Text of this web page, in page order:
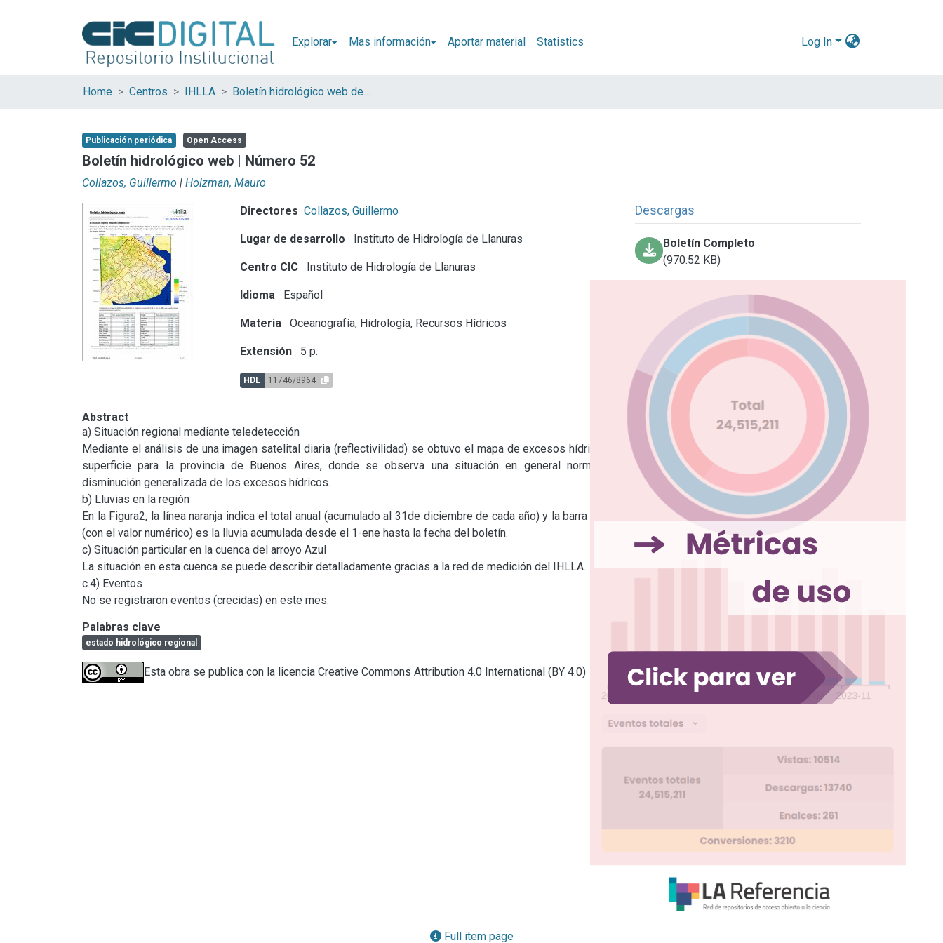
Explorar Mas información Aportar material Statistics Log In
Home Centros IHLLA Boletín hidrológico web del Instituto de Hidrología de Llanuras (IHLLA)
Publicación periódica Open Access
Boletín hidrológico web | Número 52
Collazos, Guillermo | Holzman, Mauro
Directores Collazos, Guillermo
Lugar de desarrollo Instituto de Hidrología de Llanuras
Centro CIC Instituto de Hidrología de Llanuras
Idioma Español
Materia Oceanografía, Hidrología, Recursos Hídricos
Extensión 5 p.
HDL 11746/8964
Descargas
Boletín Completo
(970.52 KB)
Abstract
a) Situación regional mediante teledetección
Mediante el análisis de una imagen satelital diaria (reflectivilidad) se obtuvo el mapa de excesos hídricos en
superficie para la provincia de Buenos Aires, donde se observa una situación en general normal con
disminución generalizada de los excesos hídricos.
b) Lluvias en la región
En la Figura2, la línea naranja indica el total anual (acumulado al 31de diciembre de cada año) y la barra violeta
(con el valor numérico) es la lluvia acumulada desde el 1-ene hasta la fecha del boletín.
c) Situación particular en la cuenca del arroyo Azul
La situación en esta cuenca se puede describir detalladamente gracias a la red de medición del IHLLA.
c.4) Eventos
No se registraron eventos (crecidas) en este mes.
Palabras clave
estado hidrológico regional
Esta obra se publica con la licencia Creative Commons Attribution 4.0 International (BY 4.0)
Full item page